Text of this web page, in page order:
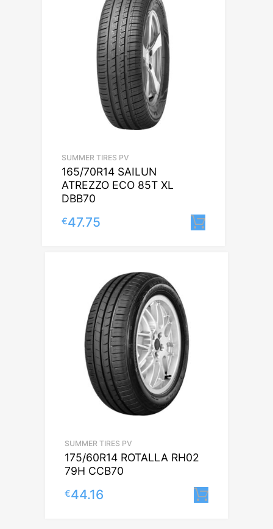
SUMMER TIRES PV
165/70R14 SAILUN
ATREZZO ECO 85T XL
DBB70
€47.75
SUMMER TIRES PV
175/60R14 ROTALLA RH02
79H CCB70
€44.16